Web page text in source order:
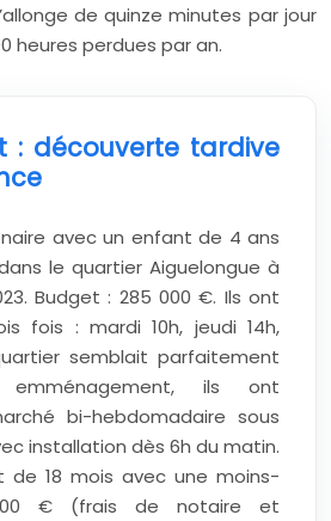
de quinze minutes par jour
heures perdues par an.
: découverte tardive
avec un enfant de 4 ans
le quartier Aiguelongue à
Budget : 285 000 €. Ils ont
fois : mardi 10h, jeudi 14h,
semblait parfaitement
ils ont
bi-hebdomadaire sous
installation dès 6h du matin.
de 18 mois avec une moins-
€ (frais de notaire et